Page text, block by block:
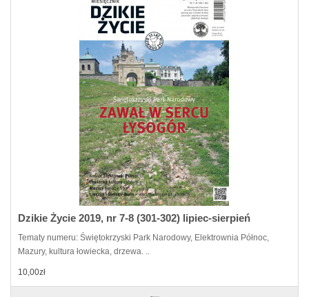
Dzikie Życie 2019, nr 7-8 (301-302) lipiec-sierpień
Tematy numeru: Świętokrzyski Park Narodowy, Elektrownia Północ,
Mazury, kultura łowiecka, drzewa. ..
10,00zł